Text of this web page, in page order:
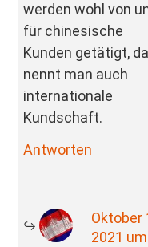
werden wohl von
für chinesische
Kunden getätigt,
nennt man auch
internationale
Kundschaft.
Antworten
Oktober
2021 um